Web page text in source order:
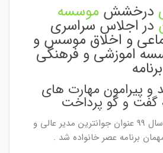
درخشش موسسه
در اجلاس سراسری
و اخلاق موسس و
اموزشی و فرهنگی
و پیرامون مهارت های
گفت و گو پرداخت
امیررضا طاهری که در سال 99 عنوان جوانترین مدیر عالی و